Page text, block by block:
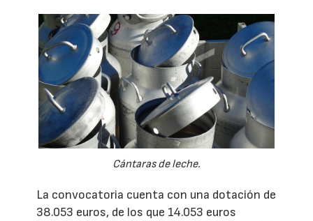
Cántaras de leche.
La convocatoria cuenta con una dotación de
38.053 euros, de los que 14.053 euros